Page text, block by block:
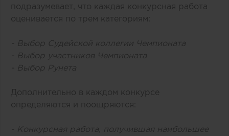
подразумевает, что каждая конкурсная работа
оценивается по трем категориям:
- Выбор Судейской коллегии Чемпионата
- Выбор участников Чемпионата
- Выбор Рунета
Дополнительно в каждом конкурсе
определяются и поощряются:
- Конкурсная работа, получившая наибольшее